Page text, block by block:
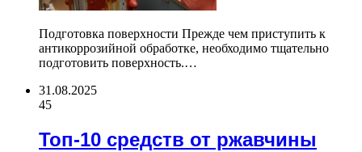
Подготовка поверхности Прежде чем приступить к
антикоррозийной обработке, необходимо тщательно
подготовить поверхность.…
31.08.2025
45
Топ-10 средств от ржавчины